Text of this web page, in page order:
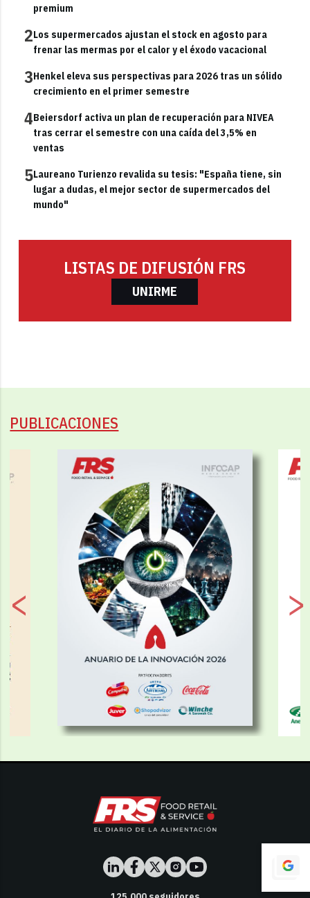
premium
2Los supermercados ajustan el stock en agosto para
frenar las mermas por el calor y el éxodo vacacional
3Henkel eleva sus perspectivas para 2026 tras un sólido
crecimiento en el primer semestre
4Beiersdorf activa un plan de recuperación para NIVEA
tras cerrar el semestre con una caída del 3,5% en
ventas
5Laureano Turienzo revalida su tesis: "España tiene, sin
lugar a dudas, el mejor sector de supermercados del
mundo"
LISTAS DE DIFUSIÓN FRS
UNIRME
PUBLICACIONES